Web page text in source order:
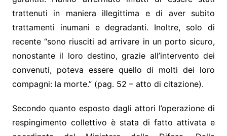
trattenuti in maniera illegittima e di aver subito
trattamenti inumani e degradanti. Inoltre, solo di
recente “sono riusciti ad arrivare in un porto sicuro,
nonostante il loro destino, grazie all’intervento dei
convenuti, poteva essere quello di molti dei loro
compagni: la morte.” (pag. 52 – atto di citazione).
Secondo quanto esposto dagli attori l’operazione di
respingimento collettivo è stata di fatto attivata e